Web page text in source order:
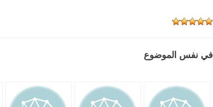
في نفس الموضوع